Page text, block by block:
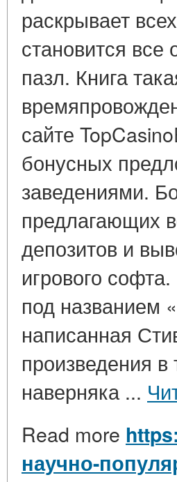
раскрывает
становится
пазл. Книга
сайте
бонусных
заведениями.
предлагающих
депозитов и
игрового
под названием
написанная
произведения в
наверняка ...
Read more
научно-